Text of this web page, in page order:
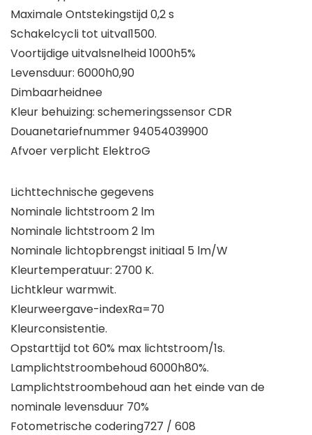
Maximale Ontstekingstijd 0,2 s
Schakelcycli tot uitval1500.
Voortijdige uitvalsnelheid 1000h5%
Levensduur: 6000h0,90
Dimbaarheidnee
Kleur behuizing: schemeringssensor CDR
Douanetariefnummer 94054039900
Afvoer verplicht ElektroG
Lichttechnische gegevens
Nominale lichtstroom 2 lm
Nominale lichtstroom 2 lm
Nominale lichtopbrengst initiaal 5 lm/W
Kleurtemperatuur: 2700 K.
Lichtkleur warmwit.
Kleurweergave-indexRa=70
Kleurconsistentie.
Opstarttijd tot 60% max lichtstroom/1s.
Lamplichtstroombehoud 6000h80%.
Lamplichtstroombehoud aan het einde van de
nominale levensduur 70%
Fotometrische codering727 / 608